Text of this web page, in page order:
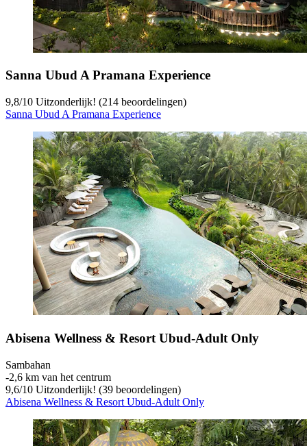
Sanna Ubud A Pramana Experience
9,8/10 Uitzonderlijk! (214 beoordelingen)
Sanna Ubud A Pramana Experience
Abisena Wellness & Resort Ubud-Adult Only
Sambahan
‐2,6 km van het centrum
9,6/10 Uitzonderlijk! (39 beoordelingen)
Abisena Wellness & Resort Ubud-Adult Only